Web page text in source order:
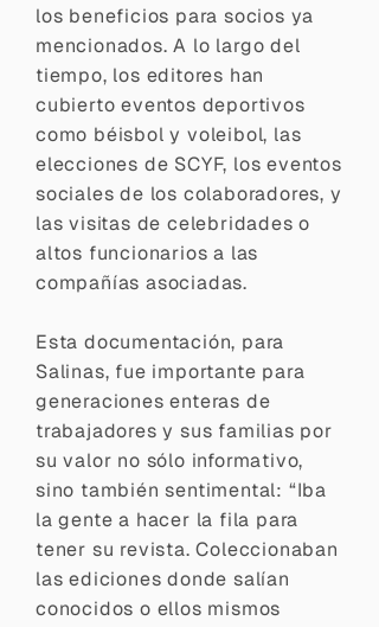
los beneficios para socios ya
mencionados. A lo largo del
tiempo, los editores han
cubierto eventos deportivos
como béisbol y voleibol, las
elecciones de SCYF, los eventos
sociales de los colaboradores, y
las visitas de celebridades o
altos funcionarios a las
compañías asociadas.
Esta documentación, para
Salinas, fue importante para
generaciones enteras de
trabajadores y sus familias por
su valor no sólo informativo,
sino también sentimental: “Iba
la gente a hacer la fila para
tener su revista. Coleccionaban
las ediciones donde salían
conocidos o ellos mismos